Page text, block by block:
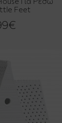
Feet